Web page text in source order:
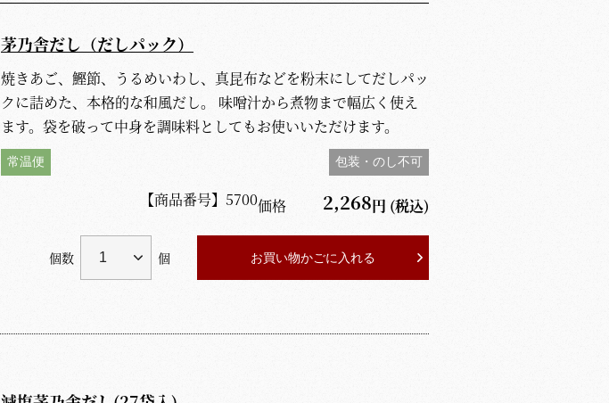
茅乃舎だし（だしパック）
焼きあご、鰹節、うるめいわし、真昆布などを粉末にしてだしパッ
クに詰めた、本格的な和風だし。 味噌汁から煮物まで幅広く使え
ます。袋を破って中身を調味料としてもお使いいただけます。
常温便 包装・のし不可
【商品番号】 5700価格 2,268円 (税込)
個数 個 お買い物かごに入れる